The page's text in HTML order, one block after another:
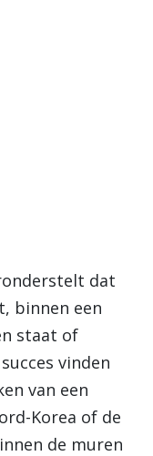
dat
binnen een
staat of
vinden
van een
Korea of de
de muren